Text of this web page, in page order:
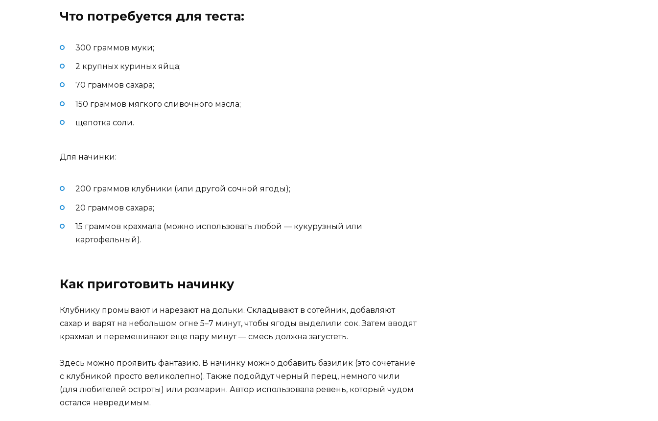
Что потребуется для теста:
300 граммов муки;
2 крупных куриных яйца;
70 граммов сахара;
150 граммов мягкого сливочного масла;
щепотка соли.
Для начинки:
200 граммов клубники (или другой сочной ягоды);
20 граммов сахара;
15 граммов крахмала (можно использовать любой — кукурузный или
картофельный).
Как приготовить начинку
Клубнику промывают и нарезают на дольки. Складывают в сотейник, добавляют
сахар и варят на небольшом огне 5–7 минут, чтобы ягоды выделили сок. Затем вводят
крахмал и перемешивают еще пару минут — смесь должна загустеть.
Здесь можно проявить фантазию. В начинку можно добавить базилик (это сочетание
с клубникой просто великолепно). Также подойдут черный перец, немного чили
(для любителей остроты) или розмарин. Автор использовала ревень, который чудом
остался невредимым.